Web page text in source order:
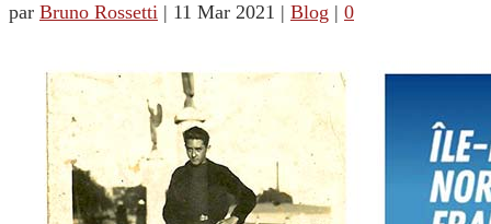
par Bruno Rossetti | 11 Mar 2021 | Blog | 0